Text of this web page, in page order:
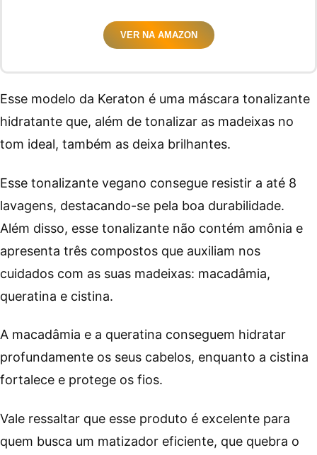
VER NA AMAZON
Esse modelo da Keraton é uma máscara tonalizante
hidratante que, além de tonalizar as madeixas no
tom ideal, também as deixa brilhantes.
Esse tonalizante vegano consegue resistir a até 8
lavagens, destacando-se pela boa durabilidade.
Além disso, esse tonalizante não contém amônia e
apresenta três compostos que auxiliam nos
cuidados com as suas madeixas: macadâmia,
queratina e cistina.
A macadâmia e a queratina conseguem hidratar
profundamente os seus cabelos, enquanto a cistina
fortalece e protege os fios.
Vale ressaltar que esse produto é excelente para
quem busca um matizador eficiente, que quebra o